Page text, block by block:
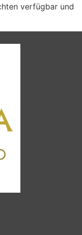
verfügbar und